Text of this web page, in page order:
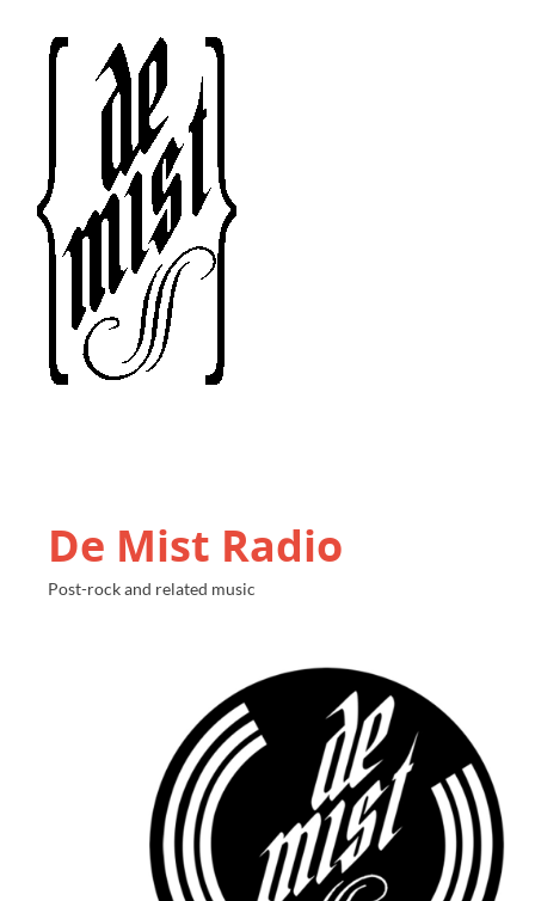
De Mist Radio
Post-rock and related music